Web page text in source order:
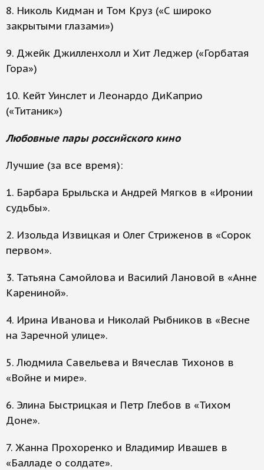
8. Николь Кидман и Том Круз («С широко
закрытыми глазами»)
9. Джейк Джилленхолл и Хит Леджер («Горбатая
Гора»)
10. Кейт Уинслет и Леонардо ДиКаприо
(«Титаник»)
Любовные пары российского кино
Лучшие (за все время):
1. Барбара Брыльска и Андрей Мягков в «Иронии
судьбы».
2. Изольда Извицкая и Олег Стриженов в «Сорок
первом».
3. Татьяна Самойлова и Василий Лановой в «Анне
Карениной».
4. Ирина Иванова и Николай Рыбников в «Весне
на Заречной улице».
5. Людмила Савельева и Вячеслав Тихонов в
«Войне и мире».
6. Элина Быстрицкая и Петр Глебов в «Тихом
Доне».
7. Жанна Прохоренко и Владимир Ивашев в
«Балладе о солдате».